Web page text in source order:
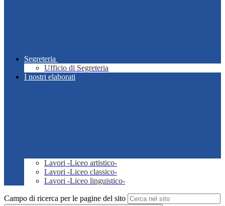
Segreteria
Ufficio di Segreteria
I nostri elaborati
Lavori -Liceo artistico-
Lavori -Liceo classico-
Lavori -Liceo linguistico-
Campo di ricerca per le pagine del sito